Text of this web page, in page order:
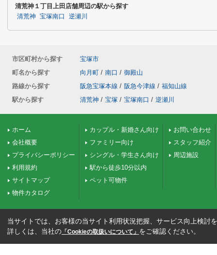
清荒神１丁目上田店舗周辺の駅から探す
清荒神 宝塚南口 逆瀬川
市区町村から探す
宝塚市
町名から探す
向月町 / 南口 / 御殿山
路線から探す
阪急宝塚本線 / 阪急今津線 / 福知山線
駅から探す
清荒神 / 宝塚 / 宝塚南口 / 逆瀬川
ホーム
会社概要
プライバシーポリシー
利用規約
サイトマップ
物件カタログ
カップル・新婚さん向け
ファミリー向け
シングル・学生さん向け
駅から徒歩10分以内
ペット可物件
お問い合わせ
スタッフ紹介
周辺施設
当サイトでは、お客様の当サイト利用状況把握、サービス向上検討
詳しくは、当社の 「Cookieの取扱いについて」 をご確認ください。